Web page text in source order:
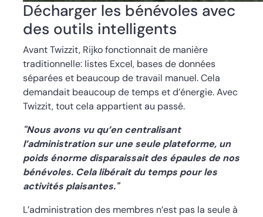
Décharger les bénévoles avec
des outils intelligents
Avant Twizzit, Rijko fonctionnait de manière
traditionnelle: listes Excel, bases de données
séparées et beaucoup de travail manuel. Cela
demandait beaucoup de temps et d’énergie. Avec
Twizzit, tout cela appartient au passé.
"Nous avons vu qu’en centralisant
l’administration sur une seule plateforme, un
poids énorme disparaissait des épaules de nos
bénévoles. Cela libérait du temps pour les
activités plaisantes."
L’administration des membres n’est pas la seule à